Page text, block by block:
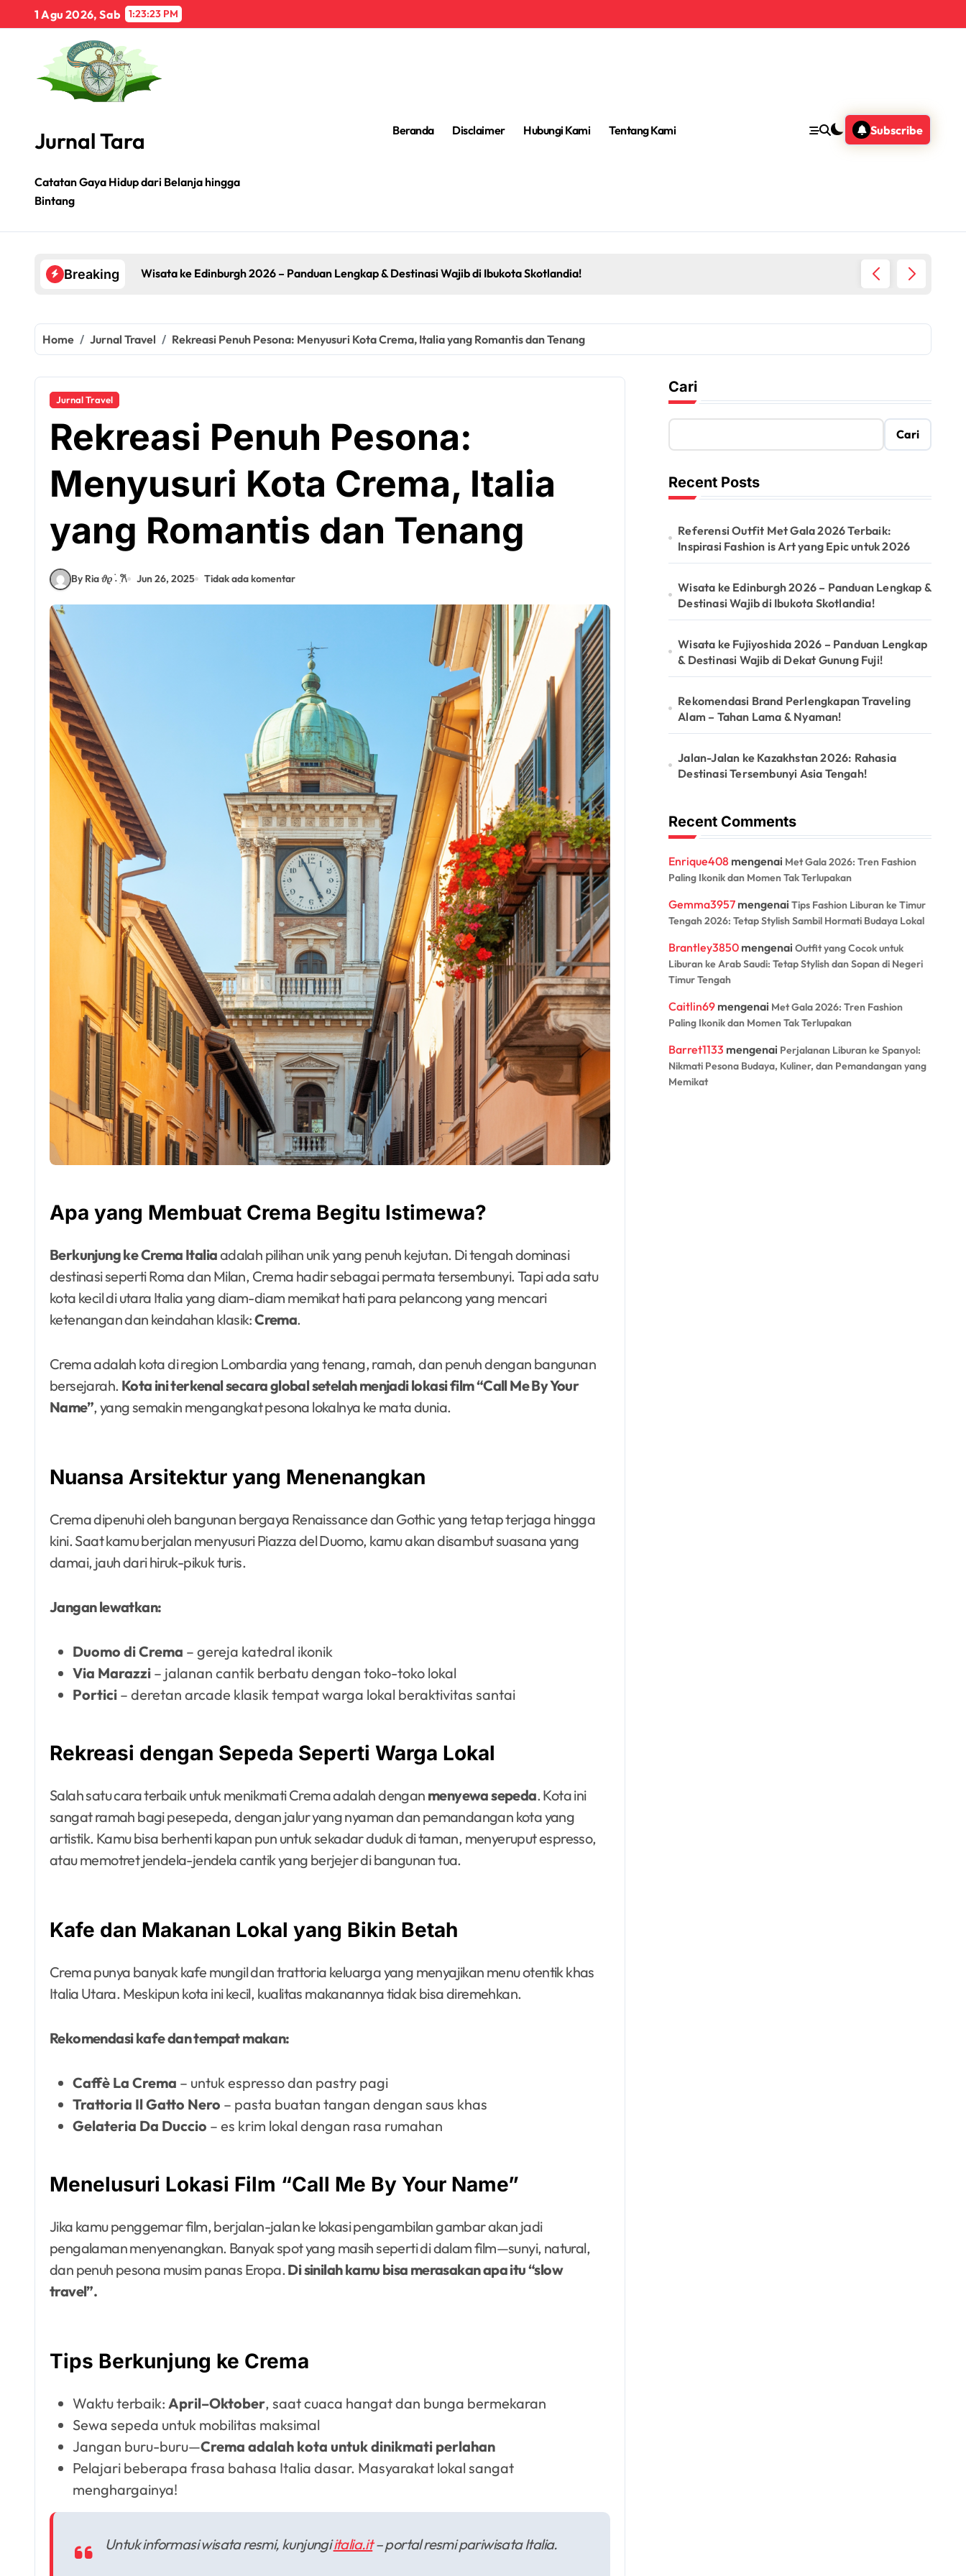
1 Agu 2026, Sab 1:23:25 PM
Jurnal Tara
Catatan Gaya Hidup dari Belanja hingga
Bintang
Beranda Disclaimer Hubungi Kami Tentang Kami Subscribe
Breaking
ke Edinburgh 2026 – Panduan Lengkap & Destinasi Wajib di Ibukota Skotlandia! Wisata ke Fujiyoshida 2026 – Panduan
Home Jurnal Travel Rekreasi Penuh Pesona: Menyusuri Kota Crema, Italia yang Romantis dan Tenang
Jurnal Travel
Rekreasi Penuh Pesona:
Menyusuri Kota Crema, Italia
yang Romantis dan Tenang
By Ria 𝜗𝜚 ࣪˖ ִ𐙚 Jun 26, 2025 Tidak ada komentar
Apa yang Membuat Crema Begitu Istimewa?
Berkunjung ke Crema Italiaadalah pilihan unik yang penuh kejutan. Di tengah dominasi
destinasi seperti Roma dan Milan, Crema hadir sebagai permata tersembunyi. Tapi ada satu
kota kecil di utara Italia yang diam-diam memikat hati para pelancong yang mencari
ketenangan dan keindahan klasik:Crema.
Crema adalah kota di region Lombardia yang tenang, ramah, dan penuh dengan bangunan
bersejarah. Kota ini terkenal secara global setelah menjadi lokasi film “Call Me By Your
Name”, yang semakin mengangkat pesona lokalnya ke mata dunia.
Nuansa Arsitektur yang Menenangkan
Crema dipenuhi oleh bangunan bergaya Renaissance dan Gothic yang tetap terjaga hingga
kini. Saat kamu berjalan menyusuri Piazza del Duomo, kamu akan disambut suasana yang
damai, jauh dari hiruk-pikuk turis.
Jangan lewatkan:
Duomo di Crema – gereja katedral ikonik
Via Marazzi – jalanan cantik berbatu dengan toko-toko lokal
Portici – deretan arcade klasik tempat warga lokal beraktivitas santai
Rekreasi dengan Sepeda Seperti Warga Lokal
Salah satu cara terbaik untuk menikmati Crema adalah dengan menyewa sepeda. Kota ini
sangat ramah bagi pesepeda, dengan jalur yang nyaman dan pemandangan kota yang
artistik. Kamu bisa berhenti kapan pun untuk sekadar duduk di taman, menyeruput espresso,
atau memotret jendela-jendela cantik yang berjejer di bangunan tua.
Kafe dan Makanan Lokal yang Bikin Betah
Crema punya banyak kafe mungil dan trattoria keluarga yang menyajikan menu otentik khas
Italia Utara. Meskipun kota ini kecil, kualitas makanannya tidak bisa diremehkan.
Rekomendasi kafe dan tempat makan:
Caffè La Crema – untuk espresso dan pastry pagi
Trattoria Il Gatto Nero – pasta buatan tangan dengan saus khas
Gelateria Da Duccio – es krim lokal dengan rasa rumahan
Menelusuri Lokasi Film “Call Me By Your Name”
Jika kamu penggemar film, berjalan-jalan ke lokasi pengambilan gambar akan jadi
pengalaman menyenangkan. Banyak spot yang masih seperti di dalam film—sunyi, natural,
dan penuh pesona musim panas Eropa. Di sinilah kamu bisa merasakan apa itu “slow
travel”.
Tips Berkunjung ke Crema
Waktu terbaik: April–Oktober, saat cuaca hangat dan bunga bermekaran
Sewa sepeda untuk mobilitas maksimal
Jangan buru-buru—Crema adalah kota untuk dinikmati perlahan
Pelajari beberapa frasa bahasa Italia dasar. Masyarakat lokal sangat
menghargainya!
Untuk informasi wisata resmi, kunjungiitalia.it– portal resmi pariwisata Italia.
Cari
Cari
Recent Posts
Referensi Outfit Met Gala 2026 Terbaik:
Inspirasi Fashion is Art yang Epic untuk 2026
Wisata ke Edinburgh 2026 – Panduan Lengkap &
Destinasi Wajib di Ibukota Skotlandia!
Wisata ke Fujiyoshida 2026 – Panduan Lengkap
& Destinasi Wajib di Dekat Gunung Fuji!
Rekomendasi Brand Perlengkapan Traveling
Alam – Tahan Lama & Nyaman!
Jalan-Jalan ke Kazakhstan 2026: Rahasia
Destinasi Tersembunyi Asia Tengah!
Recent Comments
Enrique408 mengenai Met Gala 2026: Tren Fashion
Paling Ikonik dan Momen Tak Terlupakan
Gemma3957 mengenai Tips Fashion Liburan ke Timur
Tengah 2026: Tetap Stylish Sambil Hormati Budaya Lokal
Brantley3850 mengenai Outfit yang Cocok untuk
Liburan ke Arab Saudi: Tetap Stylish dan Sopan di Negeri
Timur Tengah
Caitlin69 mengenai Met Gala 2026: Tren Fashion
Paling Ikonik dan Momen Tak Terlupakan
Barret1133 mengenai Perjalanan Liburan ke Spanyol:
Nikmati Pesona Budaya, Kuliner, dan Pemandangan yang
Memikat